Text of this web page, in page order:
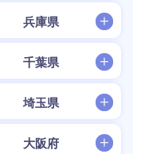
兵庫県
千葉県
埼玉県
大阪府